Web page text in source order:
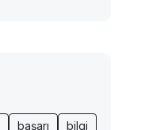
başarı
bilgi